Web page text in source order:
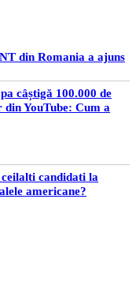
din Romania a ajuns
câștigă 100.000 de
din YouTube: Cum a
candidati la
americane?